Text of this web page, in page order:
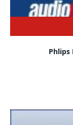
Phlips